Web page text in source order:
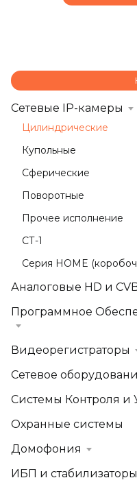
Сетевые IP-камеры
Цилиндрические
Купольные
Сферические
Поворотные
Прочее исполнение
СТ-1
Серия HOME
Аналоговые HD и
Программное
Видеорегистраторы
Сетевое
Системы Контроля и
Охранные системы
Домофония
ИБП и